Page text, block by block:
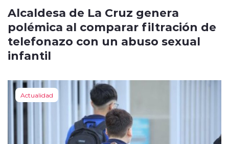
Alcaldesa de La Cruz genera
polémica al comparar filtración de
telefonazo con un abuso sexual
infantil
Actualidad